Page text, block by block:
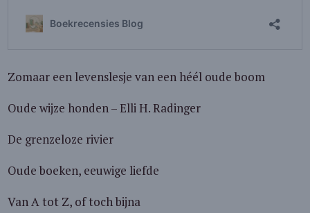
Zomaar een levenslesje van een héél oude boom
Oude wijze honden – Elli H. Radinger
De grenzeloze rivier
Oude boeken, eeuwige liefde
Van A tot Z, of toch bijna